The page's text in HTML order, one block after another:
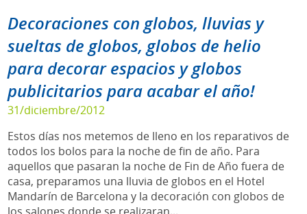
Decoraciones con globos, lluvias y
sueltas de globos, globos de helio
para decorar espacios y globos
publicitarios para acabar el año!
31/diciembre/2012
Estos días nos metemos de lleno en los reparativos de
todos los bolos para la noche de fin de año. Para
aquellos que pasaran la noche de Fin de Año fuera de
casa, preparamos una lluvia de globos en el Hotel
Mandarín de Barcelona y la decoración con globos de